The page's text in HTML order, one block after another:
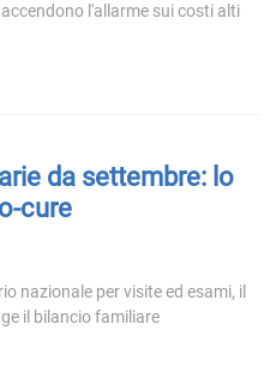
l'allarme sui costi alti
da settembre: lo
cure
nazionale per visite ed esami, il
il bilancio familiare